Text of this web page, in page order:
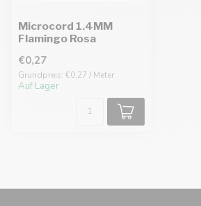
Microcord 1.4MM
Flamingo Rosa
€0,27
Grundpreis: €0,27 / Meter
Auf Lager